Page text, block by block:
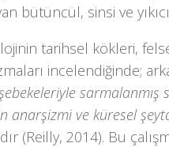
bütüncül, sinsi ve
tarihsel kökleri,
incelendiğinde;
anarşizmi ve küresel
(Reilly, 2014). Bu